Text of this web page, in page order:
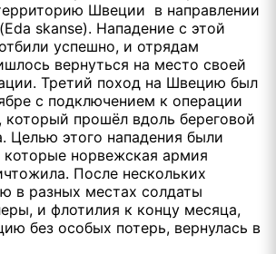
Швеции в направлении
skanse). Нападение с этой
успешно, и отрядам
вернуться на место своей
Третий поход на Швецию был
с подключением к операции
который прошёл вдоль береговой
Целью этого нападения были
которые норвежская армия
После нескольких
в разных местах солдаты
и флотилия к концу месяца,
без особых потерь, вернулась в